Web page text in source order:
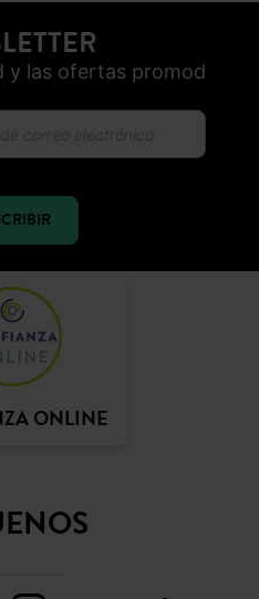
y las ofertas promod
ONLINE